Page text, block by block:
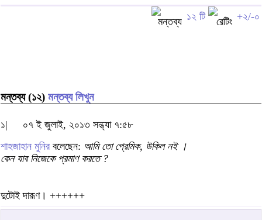
১২ টি +২/-০
মন্তব্য (১২) মন্তব্য লিখুন
১|
০৭ ই জুলাই, ২০১৩ সন্ধ্যা ৭:৫৮
শাহজাহান মুনির বলেছেন: আমি তো প্রেমিক, উকিল নই ।
কেন যাব নিজেকে প্রমাণ করতে ?
দুটোই দারূণ। ++++++